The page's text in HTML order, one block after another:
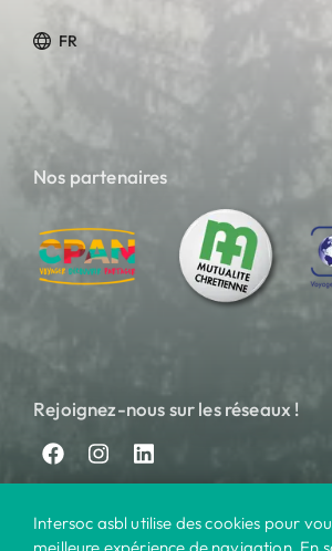
FR
Nos partenaires
Rejoignez-nous sur les réseaux !
Intersoc asbl utilise des cookies pour